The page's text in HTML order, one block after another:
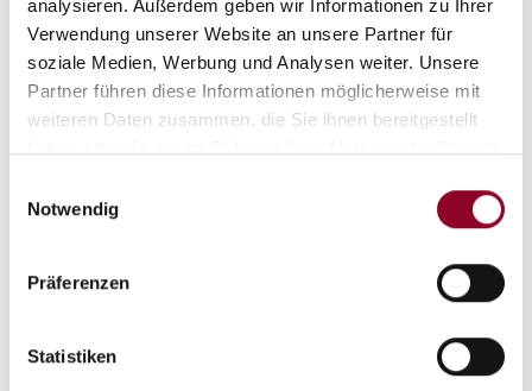
analysieren. Außerdem geben wir Informationen zu Ihrer
Verwendung unserer Website an unsere Partner für
soziale Medien, Werbung und Analysen weiter. Unsere
Partner führen diese Informationen möglicherweise mit
weiteren Daten zusammen, die Sie ihnen bereitgestellt
Notwendig
Präferenzen
Statistiken